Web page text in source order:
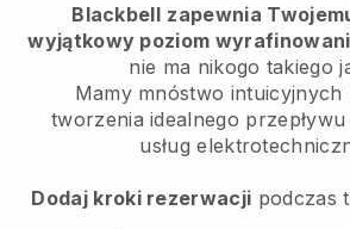
Blackbell zapewnia
wyjątkowy poziom
nie ma nikogo takiego
Mamy mnóstwo intuicyjnych
tworzenia idealnego
usług
Dodaj kroki rezerwacji podczas